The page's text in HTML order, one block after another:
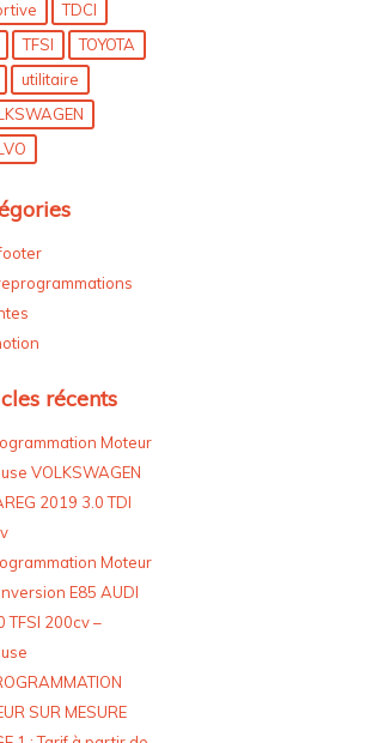
TDCI
TFSI
TOYOTA
utilitaire
récents
Moteur
VOLKSWAGEN
2019 3.0 TDI
Moteur
E85 AUDI
TFSI 200cv –
SUR MESURE